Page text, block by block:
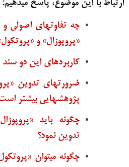
ارتباط با این موضوع، پاسخ میدهیم:
چه تفاوتهای اصولی
«پروپوزال» و
کاربردهای این دو
ضرورتهای تدوین
پژوهشهایی بیشتر
چگونه باید
تدوین نمود؟
چگونه میتوان